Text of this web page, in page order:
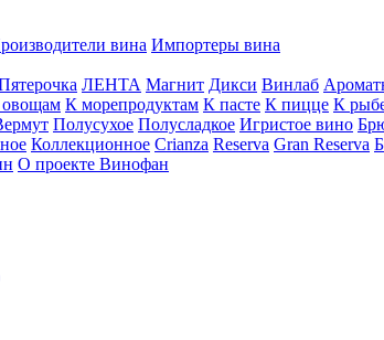
вина Импортеры вина
ЛЕНТА Магнит Дикси Винлаб
К морепродуктам К пасте К пицце К
Полусухое Полусладкое Игристое вино
Коллекционное Crianza Reserva Gran Reserva
О проекте Винофан